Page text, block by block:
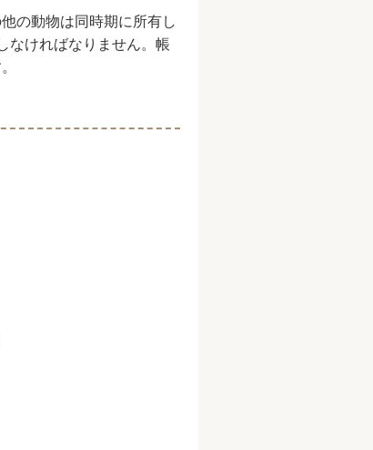
の動物は同時期に所有し
なければなりません。帳